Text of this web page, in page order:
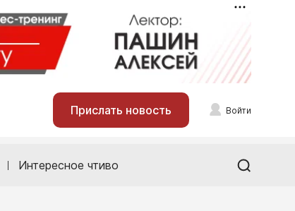
Прислать новость Войти
Интересное чтиво